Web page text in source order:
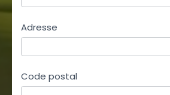
Adresse
Code postal